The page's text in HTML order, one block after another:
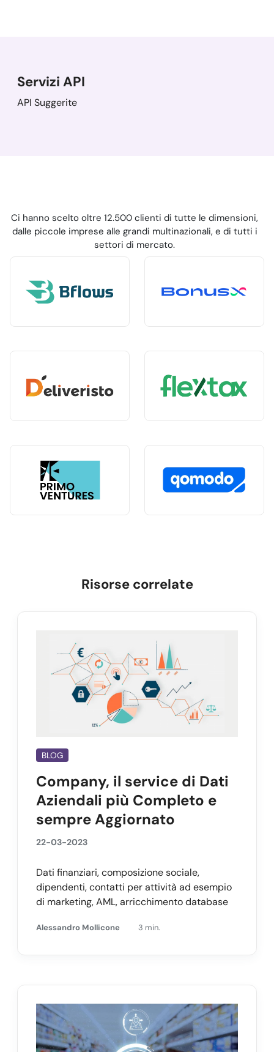
Servizi API
API Suggerite
Ci hanno scelto oltre 12.500 clienti di tutte le dimensioni,
dalle piccole imprese alle grandi multinazionali, e di tutti i
settori di mercato.
Risorse correlate
BLOG
Company, il service di Dati
Aziendali più Completo e
sempre Aggiornato
22-03-2023
Dati finanziari, composizione sociale,
dipendenti, contatti per attività ad esempio
di marketing, AML, arricchimento database
Alessandro Mollicone 3 min.